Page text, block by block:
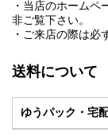
・当店のホーム
非ご覧下さい。
・ご来店の際は必
送料について
ゆうパック・宅